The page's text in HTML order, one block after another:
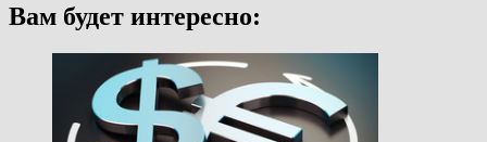
Вам будет интересно: